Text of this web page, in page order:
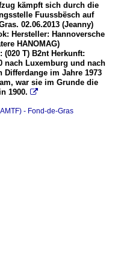
kämpft sich durch die
Fuussbësch auf
02.06.2013 (Jeanny)
Hersteller: Hannoversche
HANOMAG)
(020 T) B2nt Herkunft:
nach Luxemburg und nach
Differdange im Jahre 1973
war sie im Grunde die
1900. 
- Fond-de-Gras